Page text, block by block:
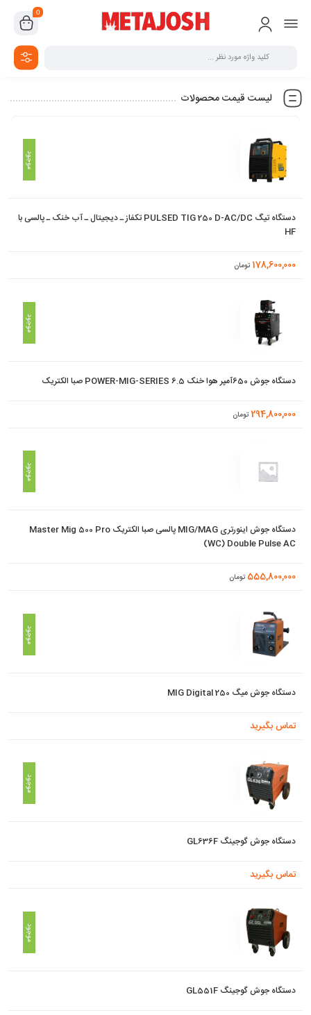
0
لیست قیمت محصولات
وضعیت
/ عکس
موجود
دستگاه تیگ PULSED TIG 250 D-AC/DC تکفاز ـ دیجیتال ـ آب خنک ـ پالسی با
HF
178,600,000 تومان
موجود
دستگاه جوش 650آمپر هوا خنک POWER-MIG-SERIES 6.5 صبا الکتریک
294,800,000 تومان
موجود
دستگاه جوش اینورتری MIG/MAG پالسی صبا الکتریک Master Mig 500 Pro
(WC) Double Pulse AC
555,800,000 تومان
موجود
دستگاه جوش میگ MIG Digital 250
تماس بگیرید
موجود
دستگاه جوش گوجینگ GL636F
تماس بگیرید
موجود
دستگاه جوش گوجینگ GL551F